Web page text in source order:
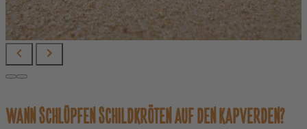
WANN SCHLÜPFEN SCHILDKRÖTEN AUF DEN KAPVERDEN?